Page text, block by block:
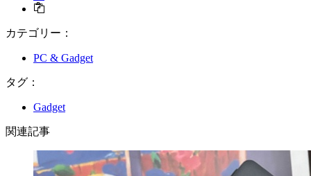
カテゴリー：
PC & Gadget
タグ：
Gadget
関連記事